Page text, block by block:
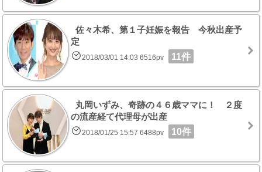
佐々木希、第１子妊娠を報告 今秋出産予
定
2018/03/01 14:03 6516pv 11件
丸岡いずみ、奇跡の４６歳ママに！ ２度
の流産経て代理母が出産
2018/01/25 15:57 6488pv 10件